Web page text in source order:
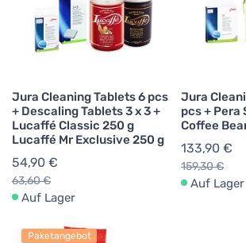
Jura Cleaning Tablets 6 pcs
+ Descaling Tablets 3 x 3 +
Lucaffé Classic 250 g
Lucaffé Mr Exclusive 250 g
54,90 €
63,60 €
Auf Lager
Jura
pcs + Pera
Coffee
133,90 €
159,30 €
Auf Lager
Paketangebot